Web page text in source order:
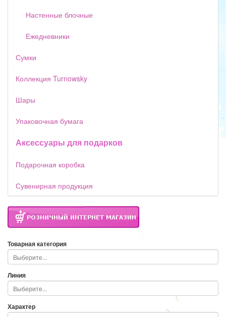
Настенные блочные
Ежедневники
Сумки
Коллекция Turnowsky
Шары
Упаковочная бумага
Аксессуары для подарков
Подарочная коробка
Сувенирная продукция
Товарная категория
Линия
Характер